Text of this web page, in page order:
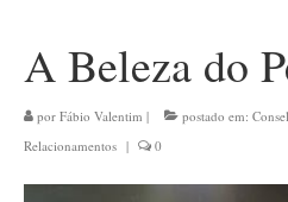
Princípios Editoriais
Políticas e Termos
A Beleza do
por Fábio Valentim | postado em:
Relacionamentos | 0